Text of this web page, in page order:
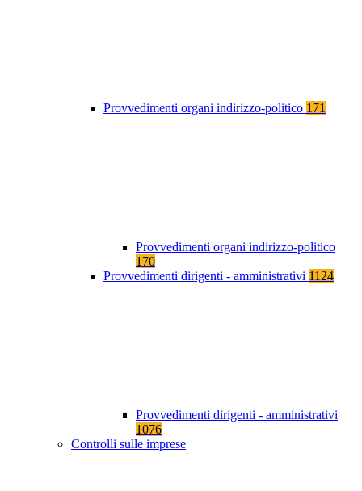
Provvedimenti organi indirizzo-politico 171
Provvedimenti organi indirizzo-politico
170
Provvedimenti dirigenti - amministrativi 1124
Provvedimenti dirigenti - amministrativi
1076
Controlli sulle imprese